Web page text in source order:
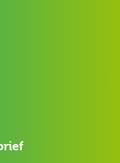
voor ultieme
voor professioneel